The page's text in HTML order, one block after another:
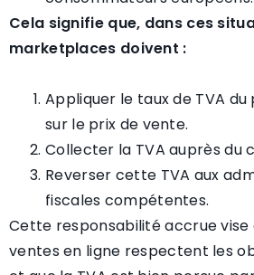
Cela signifie que, dans ces
marketplaces doivent :
Appliquer le taux de TVA
sur le prix de vente.
Collecter la TVA auprès du
Reverser cette TVA aux
fiscales compétentes.
Cette responsabilité accrue vise
ventes en ligne respectent les